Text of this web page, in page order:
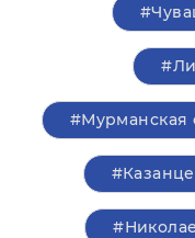
#Мурманская